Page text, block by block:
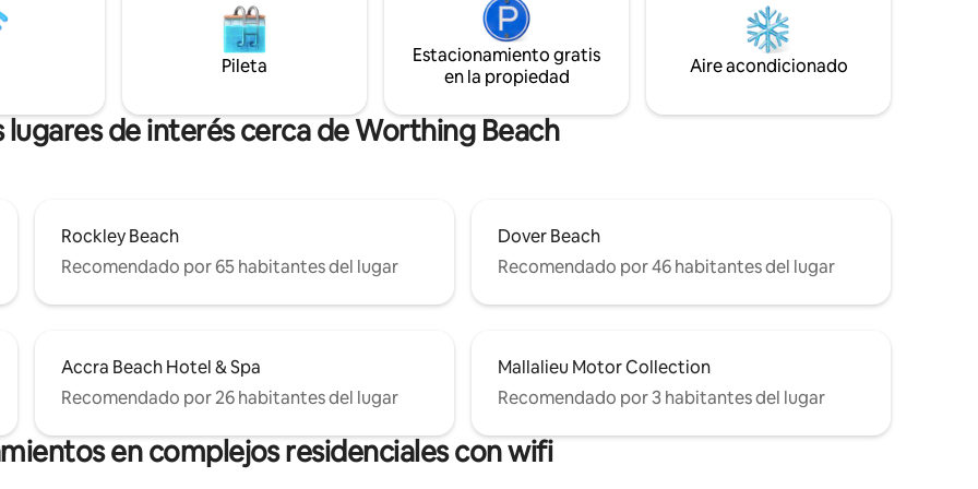
Estacionamiento gratuito • Wifi
con aire acondicionado •
• Sillas de playa y hielera
buscan comodidad y
piscina. - Aire acondicionado en el living y
el dormitorio. -Internet de alta velocidad
- Lavadora y secadora. - Aparcamiento
sur, garantiza un fácil acceso a las
atracciones locales, numerosas playas
prístinas y una gran cantidad de opciones
gastronómicas y de vida nocturna.
Pileta
Estacionamiento gratis
en la propiedad
Aire acondicionado
lugares de interés cerca de Worthing Beach
Rockley Beach
Recomendado por 65 habitantes del lugar
Dover Beach
Recomendado por 46 habitantes del lugar
Accra Beach Hotel & Spa
Recomendado por 26 habitantes del lugar
Mallalieu Motor Collection
Recomendado por 3 habitantes del lugar
en complejos residenciales con wifi